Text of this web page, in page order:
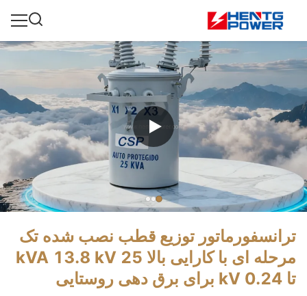
ترانسفورماتور توزیع قطب نصب شده تک
مرحله ای با کارایی بالا 25 kVA 13.8 kV
تا 0.24 kV برای برق دهی روستایی